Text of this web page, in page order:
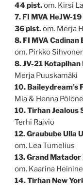
44 pist.om. Kirsi
7. FI MVA HeJW-
36 pist.om. Merja
8. FI MVA Cadinan
om. Pirkko
8. JV-21 Kotapihan
Merja Puuskamäki
10. Baileydream’s
Mia & Henna
10. Tirhan Jealous
Terhi Raivio
12. Graubube Ulla
om. Lea Tumelius
13. Grand Matador
om. Kaarina
14. Tirhan New